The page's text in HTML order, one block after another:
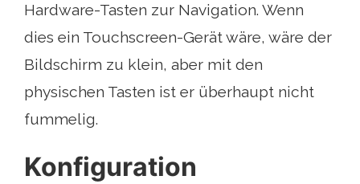
Hardware-Tasten zur Navigation. Wenn
dies ein Touchscreen-Gerät wäre, wäre der
Bildschirm zu klein, aber mit den
physischen Tasten ist er überhaupt nicht
fummelig.
Konfiguration